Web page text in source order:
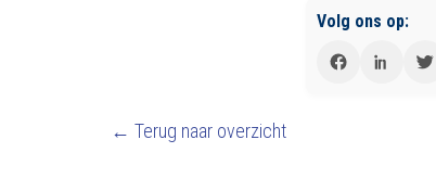
Volg ons op:
← Terug naar overzicht